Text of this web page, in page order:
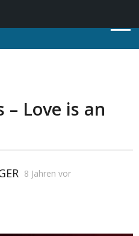
– Love is an
8 Jahren vor